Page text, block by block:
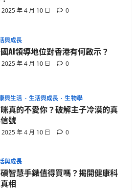
2025 年 4 月 10 日 0
與成長
AI領導地位對香港有何啟示？
2025 年 4 月 10 日 0
與生活 生活與成長 生物學
真的不愛你？破解主子冷漠的真
號
2025 年 4 月 10 日 0
與成長
智慧手錶值得買嗎？揭開健康科
相